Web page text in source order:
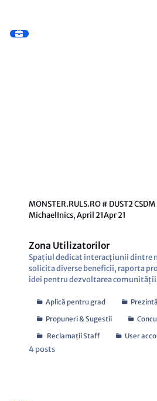
MONSTER.RULS.RO # DUST2
MichaelInics,April 21Apr 21
Zona Utilizatorilor
Spațiul dedicat interacțiunii dintre
solicita diverse beneficii, raporta
idei pentru dezvoltarea
Aplică pentru grad
Propuneri & Sugestii
Reclamații Staff
User
4posts